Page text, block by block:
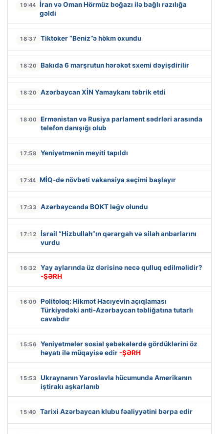
19:44 İran və Oman Hörmüz boğazı ilə bağlı razılığa
gəldi
18:37 Tiktoker “Beniz”ə hökm oxundu
18:20 Bakıda 6 marşrutun hərəkət sxemi dəyişdirilir
18:20 Azərbaycan XİN Yamaykanı təbrik etdi
18:00
Ermənistan və Rusiya parlament sədrləri arasında
telefon danışığı olub
17:58 Yeniyetmənin meyiti tapıldı
17:44 MİQ-də növbəti vakansiya seçimi başlayır
17:33 Azərbaycanda BOKT ləğv olundu
17:12
İsrail “Hizbullah”ın qərargah və silah anbarlarını
vurdu
16:32
Yay aylarında üz dərisinə necə qulluq edilməlidir?
-ŞƏRH
16:09
Politoloq: Hikmət Hacıyevin açıqlaması
Türkiyədəki anti-Azərbaycan təbliğatına tutarlı
cavabdır
15:56
Yeniyetmələr sosial şəbəkələrdə gördüklərini öz
həyatı ilə müqayisə edir -ŞƏRH
15:53
Ukraynanın Yaroslavla hücumunda Amerikanın
iştirakı aşkarlanıb
15:40 Tarixi Azərbaycan klubu fəaliyyətini bərpa edir